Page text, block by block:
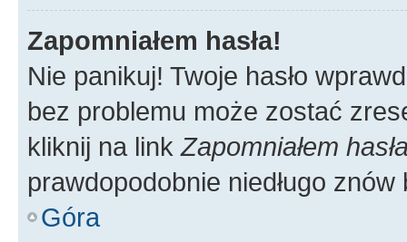
Zapomniałem hasła!
Nie panikuj! Twoje hasło
bez problemu może zostać
kliknij na linkZapomniałem
prawdopodobnie niedługo
Góra